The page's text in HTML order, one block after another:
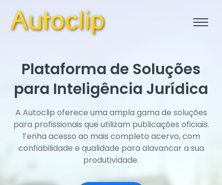
Plataforma de Soluções
para Inteligência Jurídica
A Autoclip oferece uma ampla gama de soluções
para profissionais que utilizam publicações oficiais.
Tenha acesso ao mais completo acervo, com
confiabilidade e qualidade para alavancar a sua
produtividade.